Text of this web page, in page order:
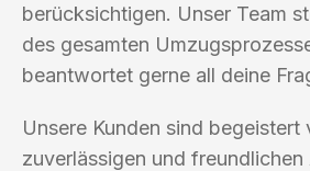
berücksichtigen. Unser Team
des gesamten
beantwortet gerne all deine
Unsere Kunden sind begeistert
zuverlässigen und